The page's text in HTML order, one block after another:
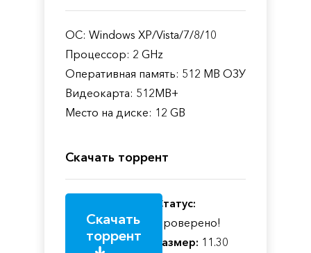
ОС: Windows XP/Vista/7/8/10
Процессор: 2 GHz
Оперативная память: 512 MB ОЗУ
Видеокарта: 512MB+
Место на диске: 12 GB
Скачать торрент
Скачать
торрент
Статус:
Проверено!
Размер: 11.30